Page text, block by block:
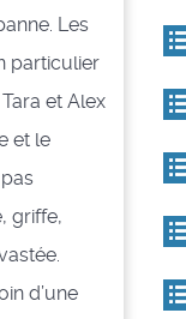
Les
particulier
et Alex
et le
griffe,
d’une